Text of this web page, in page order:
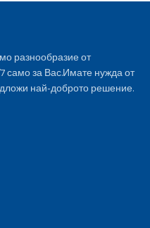
разнообразие от
само за Вас.Имате нужда от
най-доброто решение.